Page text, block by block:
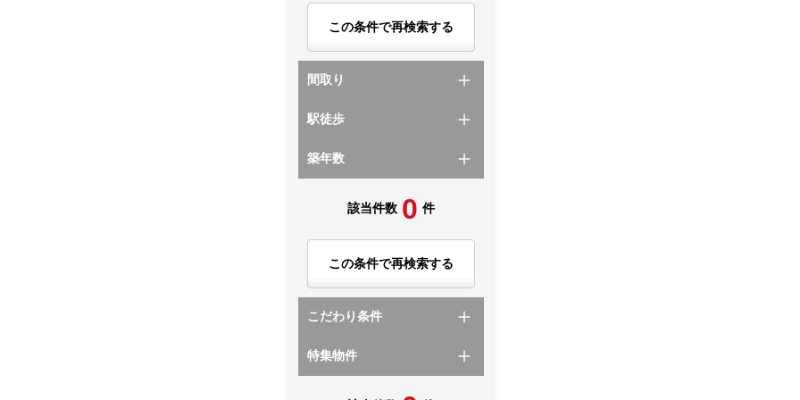
この条件で再検索する
間取り
駅徒歩
築年数
該当件数 0 件
この条件で再検索する
こだわり条件
特集物件